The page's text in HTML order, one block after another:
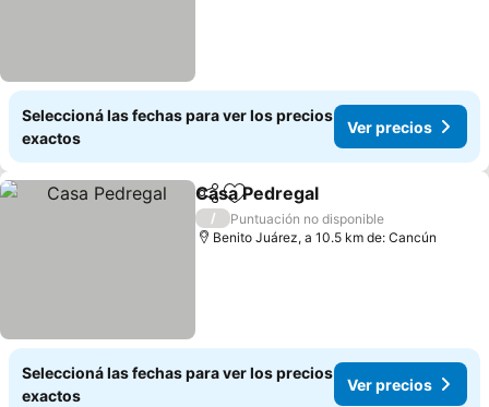
Seleccioná las fechas para ver los precios
exactos
Ver precios
CompartirAñadir a favoritos
Casa Pedregal
/
Puntuación no disponible
Benito Juárez, a 10.5 km de: Cancún
Seleccioná las fechas para ver los precios
exactos
Ver precios